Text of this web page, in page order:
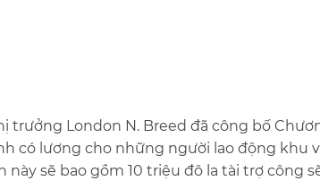
trưởng London N. Breed đã công bố
có lương cho những người lao động khu
này sẽ bao gồm 10 triệu đô la tài trợ công